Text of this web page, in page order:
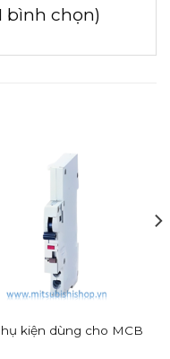
bình chọn)
kiện dùng cho MCB